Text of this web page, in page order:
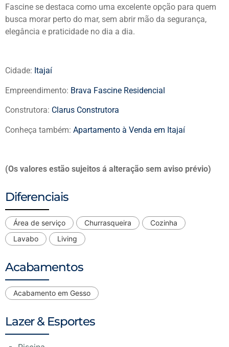
Fascine se destaca como uma excelente opção para quem
busca morar perto do mar, sem abrir mão da segurança,
elegância e praticidade no dia a dia.
Cidade: Itajaí
Empreendimento: Brava Fascine Residencial
Construtora: Clarus Construtora
Conheça também: Apartamento à Venda em Itajaí
(Os valores estão sujeitos á alteração sem aviso prévio)
Diferenciais
Área de serviço Churrasqueira
Cozinha
Lavabo
Living
Acabamentos
Acabamento em Gesso
Lazer & Esportes